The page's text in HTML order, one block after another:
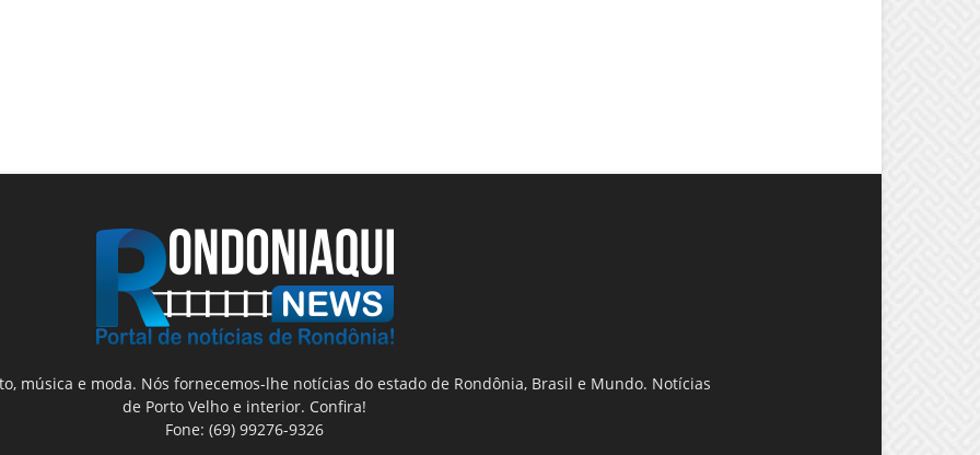
música e moda. Nós fornecemos-lhe notícias do estado de Rondônia, Brasil e Mundo. Notícias
de Porto Velho e interior. Confira!
Fone: (69) 99276-9326